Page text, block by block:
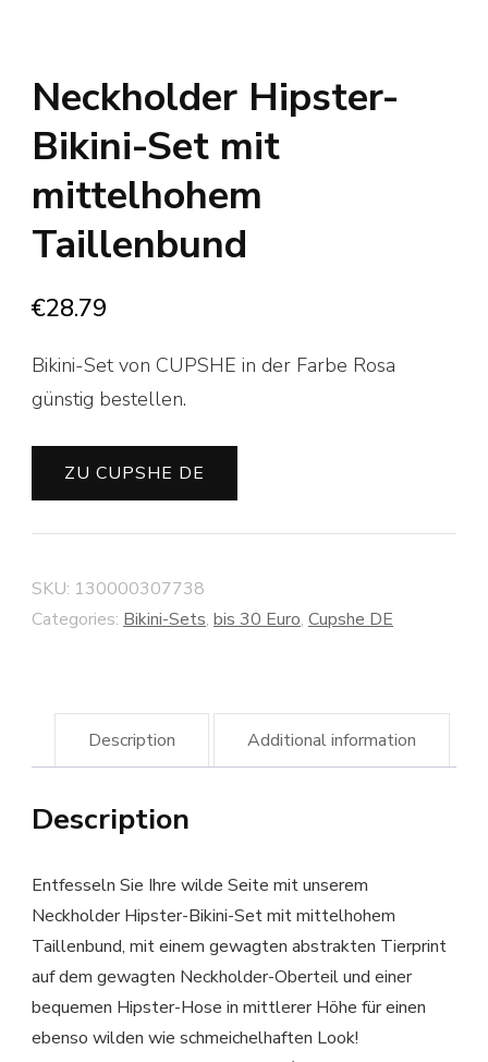
Neckholder Hipster-
Bikini-Set mit
mittelhohem
Taillenbund
€28.79
Bikini-Set von CUPSHE in der Farbe Rosa
günstig bestellen.
ZU CUPSHE DE
SKU: 130000307738
Categories: Bikini-Sets, bis 30 Euro, Cupshe DE
Description Additional information
Description
Entfesseln Sie Ihre wilde Seite mit unserem
Neckholder Hipster-Bikini-Set mit mittelhohem
Taillenbund, mit einem gewagten abstrakten Tierprint
auf dem gewagten Neckholder-Oberteil und einer
bequemen Hipster-Hose in mittlerer Höhe für einen
ebenso wilden wie schmeichelhaften Look!